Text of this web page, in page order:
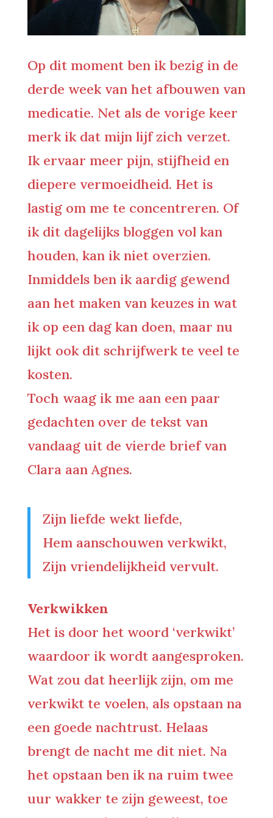
Op dit moment ben ik bezig in de
derde week van het afbouwen van
medicatie. Net als de vorige keer
merk ik dat mijn lijf zich verzet.
Ik ervaar meer pijn, stijfheid en
diepere vermoeidheid. Het is
lastig om me te concentreren. Of
ik dit dagelijks bloggen vol kan
houden, kan ik niet overzien.
Inmiddels ben ik aardig gewend
aan het maken van keuzes in wat
ik op een dag kan doen, maar nu
lijkt ook dit schrijfwerk te veel te
kosten.
Toch waag ik me aan een paar
gedachten over de tekst van
vandaag uit de vierde brief van
Clara aan Agnes.
Zijn liefde wekt liefde,
Hem aanschouwen verkwikt,
Zijn vriendelijkheid vervult.
Verkwikken
Het is door het woord ‘verkwikt’
waardoor ik wordt aangesproken.
Wat zou dat heerlijk zijn, om me
verkwikt te voelen, als opstaan na
een goede nachtrust. Helaas
brengt de nacht me dit niet. Na
het opstaan ben ik na ruim twee
uur wakker te zijn geweest, toe